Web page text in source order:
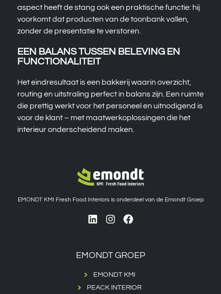
aspect heeft de stang ook een praktische functie: hij
voorkomt dat producten van de toonbank vallen,
zonder de presentatie te verstoren.
EEN BALANS TUSSEN BELEVING EN
FUNCTIONALITEIT
Het eindresultaat is een bakkerij waarin overzicht,
routing en uitstraling perfect in balans zijn. Een ruimte
die prettig werkt voor het personeel en uitnodigend is
voor de klant – met maatwerkoplossingen die het
interieur onderscheidend maken.
EMONDT KMI Fresh Food Interiors is onderdeel van de Emondt Groep
EMONDT GROEP
EMONDT KMI
PEACK INTERIOR